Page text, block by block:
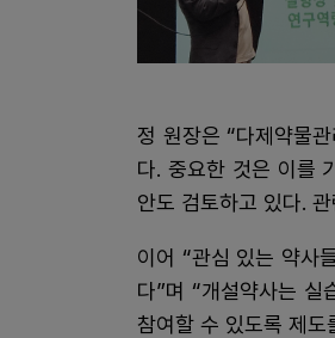
정 원장은 “다제약물
다. 중요한 것은 이를
안도 검토하고 있다.
이어 “관심 있는 약사
다”며 “개설약사는 실
참여할 수 있도록 제도